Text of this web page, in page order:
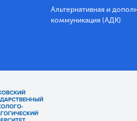
Альтернативная и
коммуникация (АДК)